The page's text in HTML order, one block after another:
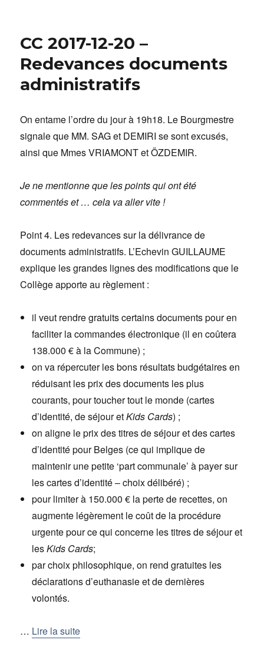
CC 2017-12-20 –
Redevances documents
administratifs
On entame l’ordre du jour à 19h18. Le Bourgmestre
signale que MM. SAG et DEMIRI se sont excusés,
ainsi que Mmes VRIAMONT et ÖZDEMIR.
Je ne mentionne que les points qui ont été
commentés et … cela va aller vite !
Point 4. Les redevances sur la délivrance de
documents administratifs. L’Echevin GUILLAUME
explique les grandes lignes des modifications que le
Collège apporte au règlement :
il veut rendre gratuits certains documents pour en
faciliter la commandes électronique (il en coûtera
138.000 € à la Commune) ;
on va répercuter les bons résultats budgétaires en
réduisant les prix des documents les plus
courants, pour toucher tout le monde (cartes
d’identité, de séjour etKids Cards) ;
on aligne le prix des titres de séjour et des cartes
d’identité pour Belges (ce qui implique de
maintenir une petite ‘part communale’ à payer sur
les cartes d’identité – choix délibéré) ;
pour limiter à 150.000 € la perte de recettes, on
augmente légèrement le coût de la procédure
urgente pour ce qui concerne les titres de séjour et
lesKids Cards;
par choix philosophique, on rend gratuites les
déclarations d’euthanasie et de dernières
volontés.
… Lire la suite